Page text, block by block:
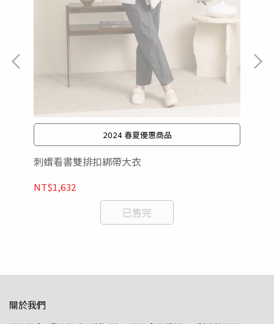
2024 春夏優惠商品
刺蝟看書雙排扣綁帶大衣
NT$1,632
已售完
關於我們